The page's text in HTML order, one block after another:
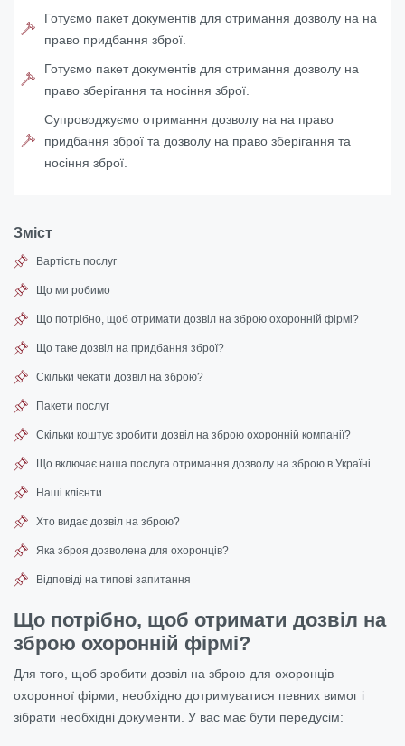
Готуємо пакет документів для отримання дозволу на на
право придбання зброї.
Готуємо пакет документів для отримання дозволу на
право зберігання та носіння зброї.
Супроводжуємо отримання дозволу на на право
придбання зброї та дозволу на право зберігання та
носіння зброї.
Зміст
Вартість послуг
Що ми робимо
Що потрібно, щоб отримати дозвіл на зброю охоронній фірмі?
Що таке дозвіл на придбання зброї?
Скільки чекати дозвіл на зброю?
Пакети послуг
Скільки коштує зробити дозвіл на зброю охоронній компанії?
Що включає наша послуга отримання дозволу на зброю в Україні
Наші клієнти
Хто видає дозвіл на зброю?
Яка зброя дозволена для охоронців?
Відповіді на типові запитання
Що потрібно, щоб отримати дозвіл на
зброю охоронній фірмі?
Для того, щоб зробити дозвіл на зброю для охоронців
охоронної фірми, необхідно дотримуватися певних вимог і
зібрати необхідні документи. У вас має бути передусім: